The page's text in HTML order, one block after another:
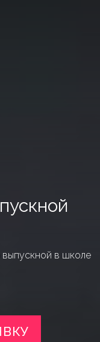
выпускной в школе